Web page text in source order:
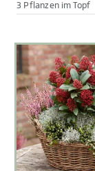
3 Pflanzen im Topf